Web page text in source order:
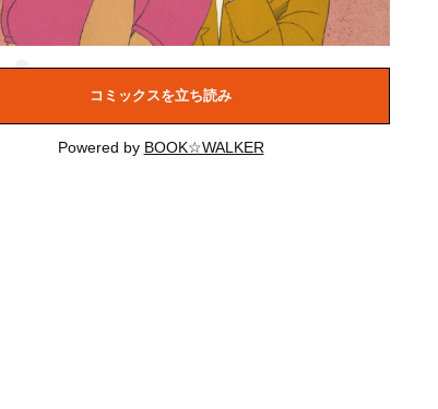
コミックスを立ち読み
Powered by BOOK☆WALKER